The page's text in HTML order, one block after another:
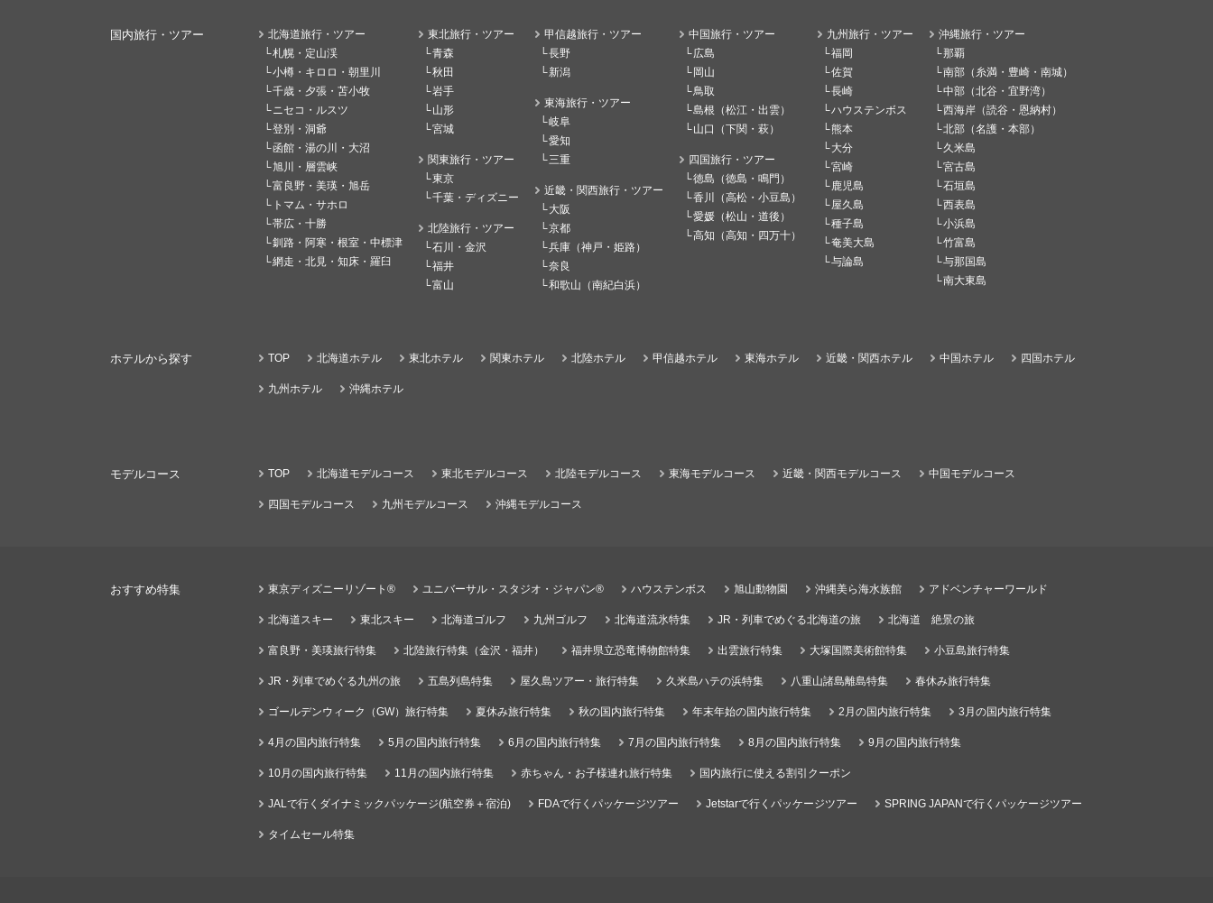
国内旅行・ツアー
北海道旅行・ツアー
札幌・定山渓
小樽・キロロ・朝里川
千歳・夕張・苫小牧
ニセコ・ルスツ
登別・洞爺
函館・湯の川・大沼
旭川・層雲峡
富良野・美瑛・旭岳
トマム・サホロ
帯広・十勝
釧路・阿寒・根室・中標津
網走・北見・知床・羅臼
東北旅行・ツアー
青森
秋田
岩手
山形
宮城
関東旅行・ツアー
東京
千葉・ディズニー
北陸旅行・ツアー
石川・金沢
福井
富山
甲信越旅行・ツアー
長野
新潟
東海旅行・ツアー
岐阜
愛知
三重
近畿・関西旅行・ツアー
大阪
京都
兵庫（神戸・姫路）
奈良
和歌山（南紀白浜）
中国旅行・ツアー
広島
岡山
鳥取
島根（松江・出雲）
山口（下関・萩）
四国旅行・ツアー
徳島（徳島・鳴門）
香川（高松・小豆島）
愛媛（松山・道後）
高知（高知・四万十）
九州旅行・ツアー
福岡
佐賀
長崎
ハウステンボス
熊本
大分
宮崎
鹿児島
屋久島
種子島
奄美大島
与論島
沖縄旅行・ツアー
那覇
南部（糸満・豊崎・南城）
中部（北谷・宜野湾）
西海岸（読谷・恩納村）
北部（名護・本部）
久米島
宮古島
石垣島
西表島
小浜島
竹富島
与那国島
南大東島
ホテルから探す TOP 北海道ホテル 東北ホテル 関東ホテル 北陸ホテル 甲信越ホテル 東海ホテル 近畿・関西ホテル 中国ホテル 四国ホテル
九州ホテル 沖縄ホテル
モデルコース TOP 北海道モデルコース 東北モデルコース 北陸モデルコース 東海モデルコース 近畿・関西モデルコース 中国モデルコース
四国モデルコース 九州モデルコース 沖縄モデルコース
おすすめ特集 東京ディズニーリゾート® ユニバーサル・スタジオ・ジャパン® ハウステンボス 旭山動物園 沖縄美ら海水族館 アドベンチャーワールド
北海道スキー 東北スキー 北海道ゴルフ 九州ゴルフ 北海道流氷特集 JR・列車でめぐる北海道の旅 北海道 絶景の旅
富良野・美瑛旅行特集 北陸旅行特集（金沢・福井） 福井県立恐竜博物館特集 出雲旅行特集 大塚国際美術館特集 小豆島旅行特集
JR・列車でめぐる九州の旅 五島列島特集 屋久島ツアー・旅行特集 久米島ハテの浜特集 八重山諸島離島特集 春休み旅行特集
ゴールデンウィーク（GW）旅行特集 夏休み旅行特集 秋の国内旅行特集 年末年始の国内旅行特集 2月の国内旅行特集 3月の国内旅行特集
4月の国内旅行特集 5月の国内旅行特集 6月の国内旅行特集 7月の国内旅行特集 8月の国内旅行特集 9月の国内旅行特集
10月の国内旅行特集 11月の国内旅行特集 赤ちゃん・お子様連れ旅行特集 国内旅行に使える割引クーポン
JALで行くダイナミックパッケージ(航空券＋宿泊) FDAで行くパッケージツアー Jetstarで行くパッケージツアー SPRING JAPANで行くパッケージツアー
タイムセール特集